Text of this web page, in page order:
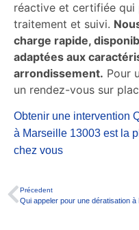
réactive et certifiée qui
traitement et suivi.
charge rapide,
adaptées aux
arrondissement. Pour
un rendez-vous sur
Obtenir une intervention
à Marseille 13003 est la
chez vous
Précedent